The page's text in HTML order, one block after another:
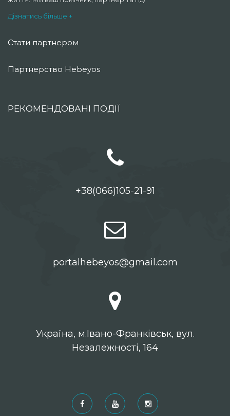
Дізнатись більше +
Стати партнером
Партнерство Hebeyos
РЕКОМЕНДОВАНІ ПОДІЇ
+38(066)105-21-91
portalhebeyos@gmail.com
Українa, м.Івано-Франківськ, вул.
Незалежності, 164